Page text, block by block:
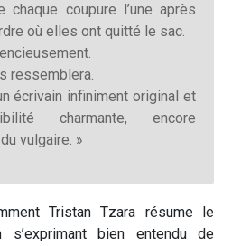
chaque coupure l’une après
où elles ont quitté le sac.
ressemblera.
écrivain infiniment original et
charmante, encore
vulgaire. »
Tristan Tzara résume le
s’exprimant bien entendu de